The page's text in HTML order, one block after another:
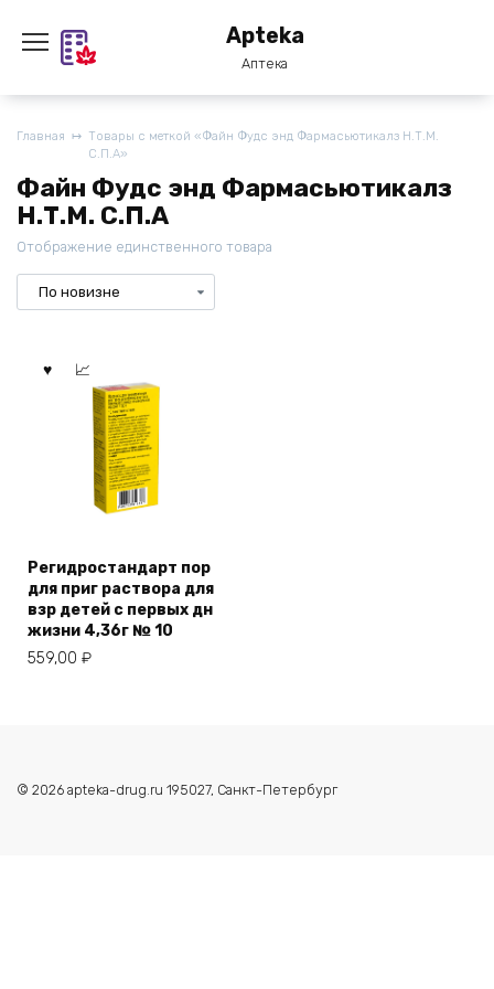
содержанию
Apteka
Аптека
Главная
Товары с меткой «Файн Фудc энд Фармасьютикалз Н.Т.М.
С.П.А»
Файн Фудc энд Фармасьютикалз
Н.Т.М. С.П.А
Отображение единственного товара
Регидростандарт пор
для приг раствора для
взр детей с первых дн
жизни 4,36г № 10
559,00 ₽
© 2026 apteka-drug.ru 195027, Санкт-Петербург